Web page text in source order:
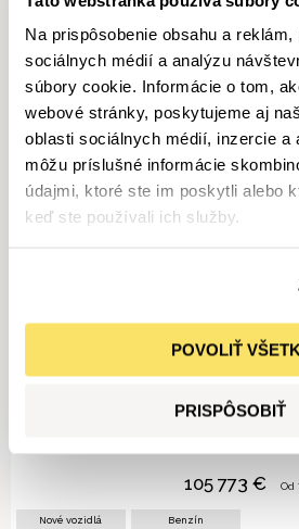
Na prispôsobenie obsahu a
sociálnych médií a analýzu
súbory cookie. Informácie o tom,
webové stránky, poskytujeme aj
oblasti sociálnych médií, inzercie a
môžu príslušné informácie
údajmi, ktoré ste im poskytli alebo
keď ste používali ich služby.
POVOLIŤ
PRISPÔSOBIŤ
Nové vozidlá Nafta
85 983 €
MERCEDES-BENZ
GLC 200 d
Nové vozidlá Nafta
E 450 4MATIC
Nové vozidlá Benzín
105 773 € Od